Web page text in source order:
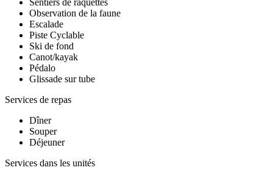
Observation de la faune
Escalade
Piste Cyclable
Ski de fond
Canot/kayak
Pédalo
Glissade sur tube
Services de repas
Dîner
Souper
Déjeuner
Services dans les unités